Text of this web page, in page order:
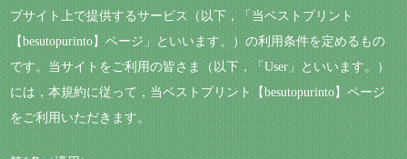
ブサイト上で提供するサービス（以下，「当ベストプリント
【besutopurinto】ページ」といいます。）の利用条件を定めるもの
です。当サイトをご利用の皆さま（以下，「User」といいます。）
には，本規約に従って，当ベストプリント【besutopurinto】ページ
をご利用いただきます。